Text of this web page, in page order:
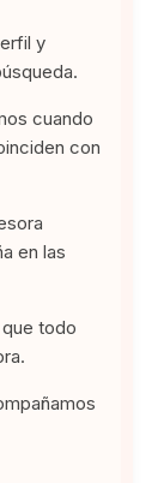
y
cuando
con
en las
todo